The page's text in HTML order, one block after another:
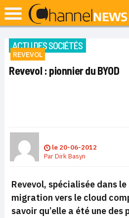
ACTU DES SOCIÉTÉS
REVEVOL
Revevol : pionnier du BYOD
le 20-06-2012
ParDirk Basyn
Revevol, spécialisée dans
migration vers le cloud
savoir qu’elle a été une des